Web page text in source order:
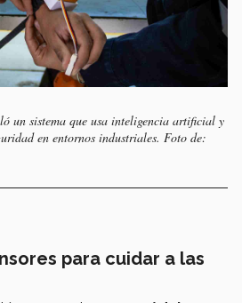
un sistema que usa inteligencia artificial y
en entornos industriales. Foto de:
para cuidar a las